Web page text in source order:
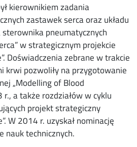
kierownikiem zadania
zastawek serca oraz układu
pneumatycznych
w strategicznym projekcie
Doświadczenia zebrane w trakcie
krwi pozwoliły na przygotowanie
„Modelling of Blood
a także rozdziałów w cyklu
projekt strategiczny
W 2014 r. uzyskał nominację
nauk technicznych.